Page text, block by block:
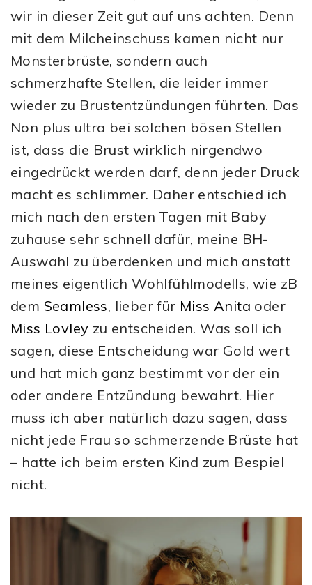
wir in dieser Zeit gut auf uns achten. Denn
mit dem Milcheinschuss kamen nicht nur
Monsterbrüste, sondern auch
schmerzhafte Stellen, die leider immer
wieder zu Brustentzündungen führten. Das
Non plus ultra bei solchen bösen Stellen
ist, dass die Brust wirklich nirgendwo
eingedrückt werden darf, denn jeder Druck
macht es schlimmer. Daher entschied ich
mich nach den ersten Tagen mit Baby
zuhause sehr schnell dafür, meine BH-
Auswahl zu überdenken und mich anstatt
meines eigentlich Wohlfühlmodells, wie zB
dem Seamless, lieber für Miss Anita oder
Miss Lovley zu entscheiden. Was soll ich
sagen, diese Entscheidung war Gold wert
und hat mich ganz bestimmt vor der ein
oder andere Entzündung bewahrt. Hier
muss ich aber natürlich dazu sagen, dass
nicht jede Frau so schmerzende Brüste hat
– hatte ich beim ersten Kind zum Bespiel
nicht.